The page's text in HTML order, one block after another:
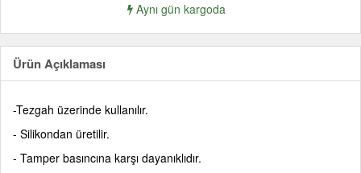
Aynı gün kargoda
Ürün Açıklaması
-Tezgah üzerinde kullanılır.
- Silikondan üretilir.
- Tamper basıncına karşı dayanıklıdır.